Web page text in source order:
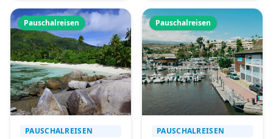
Pauschalreisen
PAUSCHALREISEN
Pauschalreisen
PAUSCHALREISEN